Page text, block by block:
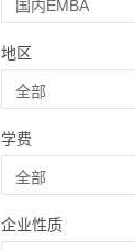
地区
学费
企业性质